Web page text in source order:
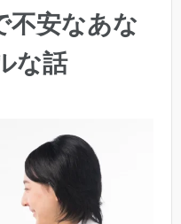
不安なあな
な話